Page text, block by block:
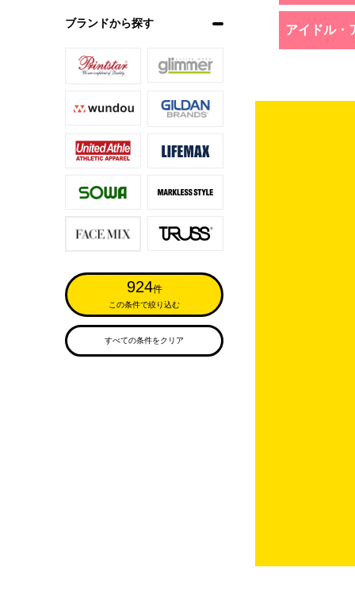
ブランドから探す
924件
この条件で絞り込む
すべての条件をクリア
アイドル・